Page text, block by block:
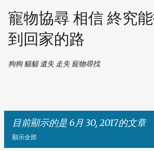
跳到主要內容
寵物協尋 相信 終究
到回家的路
狗狗 貓貓 遺失 走失 寵物尋找
目前顯示的是 6月 30, 2017的文章
顯示全部